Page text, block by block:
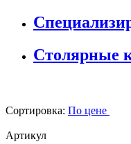
Столярные
Сортировка: По цене
Артикул